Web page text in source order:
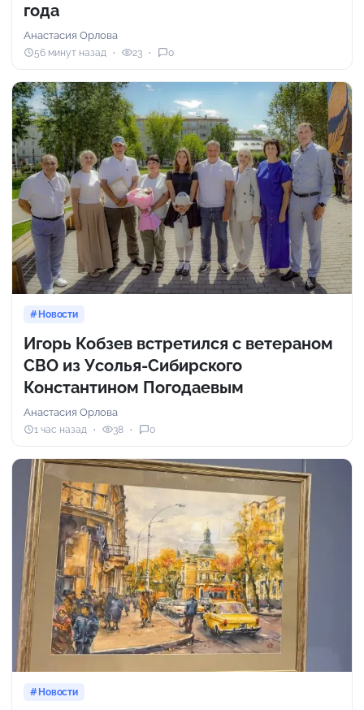
года
Анастасия Орлова
56 минут назад 23 0
Новости
Игорь Кобзев встретился с ветераном
СВО из Усолья-Сибирского
Константином Погодаевым
Анастасия Орлова
1 час назад 38 0
Новости